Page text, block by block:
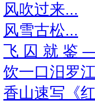
风吹过来...
风雪古松...
飞 囚 就 鉴
饮一口汨罗
香山速写《